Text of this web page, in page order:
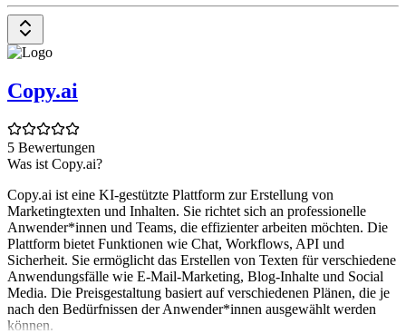
Copy.ai
5 Bewertungen
Was ist Copy.ai?
Copy.ai ist eine KI-gestützte Plattform zur Erstellung von
Marketingtexten und Inhalten. Sie richtet sich an professionelle
Anwender*innen und Teams, die effizienter arbeiten möchten. Die
Plattform bietet Funktionen wie Chat, Workflows, API und
Sicherheit. Sie ermöglicht das Erstellen von Texten für verschiedene
Anwendungsfälle wie E-Mail-Marketing, Blog-Inhalte und Social
Media. Die Preisgestaltung basiert auf verschiedenen Plänen, die je
nach den Bedürfnissen der Anwender*innen ausgewählt werden
können.